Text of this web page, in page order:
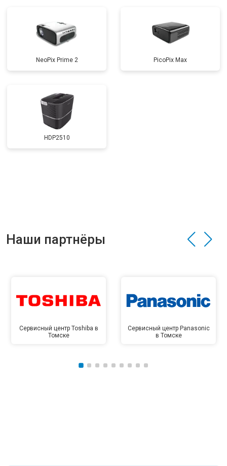
NeoPix Prime 2 PicoPix Max
HDP2510
Наши партнёры
Сервисный центр Toshiba в
Томске
Сервисный центр Panasonic
в Томске